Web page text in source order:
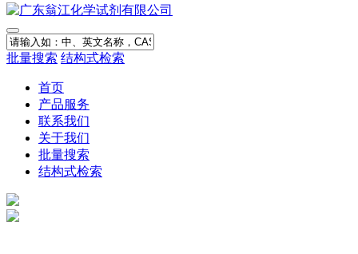
批量搜索 结构式检索
首页
产品服务
联系我们
关于我们
批量搜索
结构式检索